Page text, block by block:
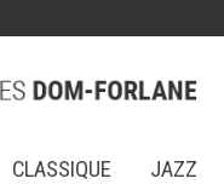
CLASSIQUE JAZZ